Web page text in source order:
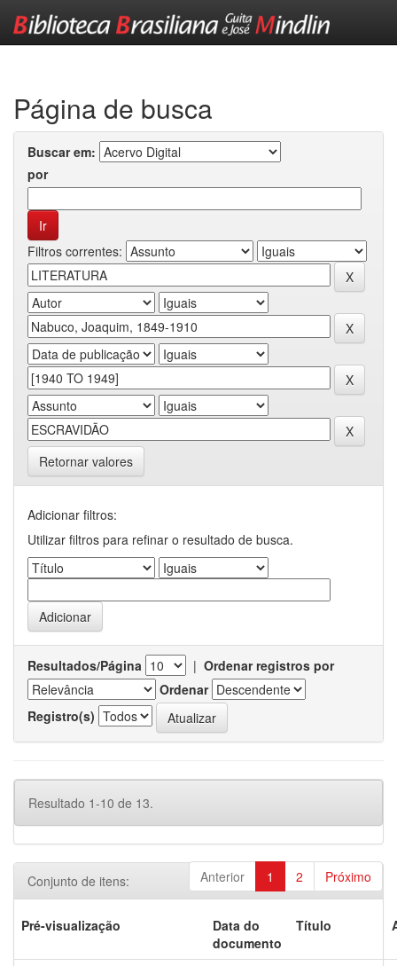
Página de busca
Buscar em:
por
Filtros correntes:
Retornar valores
Adicionar filtros:
Utilizar filtros para refinar o resultado de busca.
Resultados/Página | Ordenar registros por
Ordenar
Registro(s)
Resultado 1-10 de 13.
Anterior 1 2 Próximo
Conjunto de itens:
Pré-visualização
Data do
documento
Título